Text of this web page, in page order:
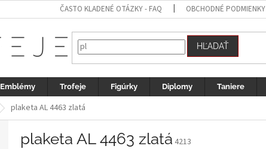
ČASTO KLADENÉ OTÁZKY - FAQ OBCHODNÉ PODMIENKY
HĽADAŤ
Emblémy Trofeje Figúrky Diplomy Taniere
plaketa AL 4463 zlatá
plaketa AL 4463 zlatá 4213